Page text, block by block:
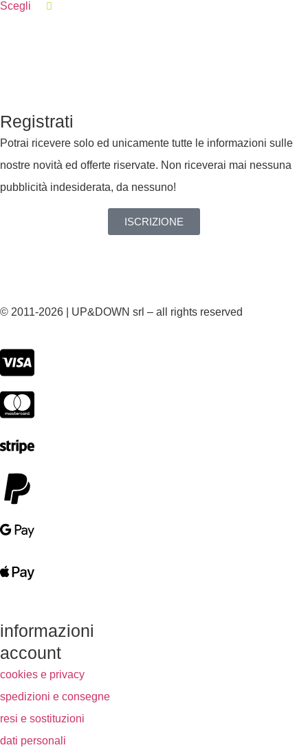
Scegli
Registrati
Potrai ricevere solo ed unicamente tutte le informazioni sulle
nostre novità ed offerte riservate. Non riceverai mai nessuna
pubblicità indesiderata, da nessuno!
ISCRIZIONE
© 2011-2026 | UP&DOWN srl – all rights reserved
informazioni
account
cookies e privacy
spedizioni e consegne
resi e sostituzioni
dati personali